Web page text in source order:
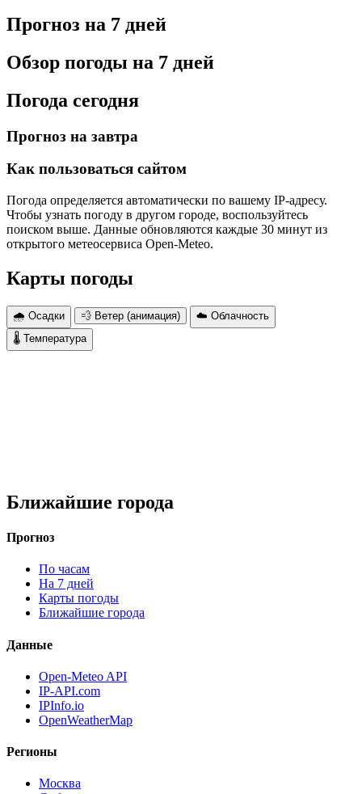
Прогноз на 7 дней
Обзор погоды на 7 дней
Погода сегодня
Прогноз на завтра
Как пользоваться сайтом
Погода определяется автоматически по вашему IP-адресу.
Чтобы узнать погоду в другом городе, воспользуйтесь
поиском выше. Данные обновляются каждые 30 минут из
открытого метеосервиса Open-Meteo.
Карты погоды
🌧 Осадки 💨 Ветер (анимация)
☁️ Облачность
🌡 Температура
Ближайшие города
Прогноз
По часам
На 7 дней
Карты погоды
Ближайшие города
Данные
Open-Meteo API
IP-API.com
IPInfo.io
OpenWeatherMap
Регионы
Москва